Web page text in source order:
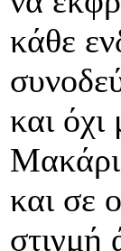
κάθε
και
Μακάρι
και σε
στιγμή